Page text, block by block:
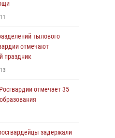
тылового
отмечают
праздник
отмечает 35
задержали